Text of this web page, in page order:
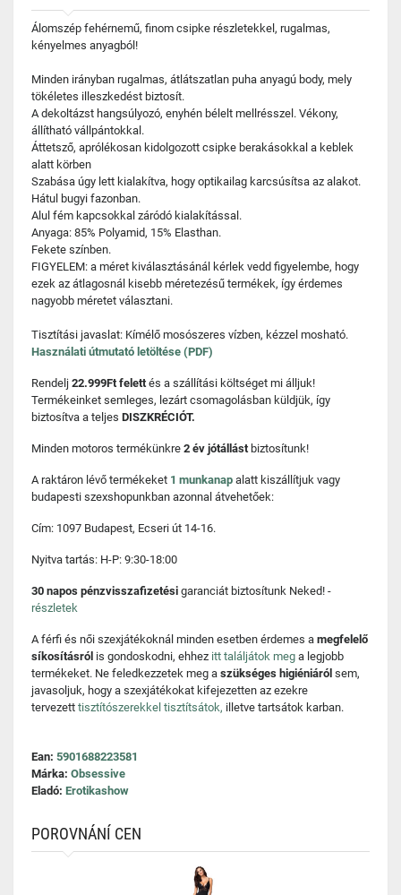
Álomszép fehérnemű, finom csipke részletekkel, rugalmas,
kényelmes anyagból!
Minden irányban rugalmas, átlátszatlan puha anyagú body, mely
tökéletes illeszkedést biztosít.
A dekoltázst hangsúlyozó, enyhén bélelt mellrésszel. Vékony,
állítható vállpántokkal.
Áttetsző, aprólékosan kidolgozott csipke berakásokkal a keblek
alatt körben
Szabása úgy lett kialakítva, hogy optikailag karcsúsítsa az alakot.
Hátul bugyi fazonban.
Alul fém kapcsokkal záródó kialakítással.
Anyaga: 85% Polyamid, 15% Elasthan.
Fekete színben.
FIGYELEM: a méret kiválasztásánál kérlek vedd figyelembe, hogy
ezek az átlagosnál kisebb méretezésű termékek, így érdemes
nagyobb méretet választani.
Tisztítási javaslat: Kímélő mosószeres vízben, kézzel mosható.
Használati útmutató letöltése (PDF)
Rendelj 22.999Ft felettés a szállítási költséget mi álljuk!
Termékeinket semleges, lezárt csomagolásban küldjük, így
biztosítva a teljes DISZKRÉCIÓT.
Minden motoros termékünkre 2 év jótállást biztosítunk!
A raktáron lévő termékeket 1 munkanap alatt kiszállítjuk vagy
budapesti szexshopunkban azonnal átvehetőek:
Cím: 1097 Budapest, Ecseri út 14-16.
Nyitva tartás: H-P: 9:30-18:00
30 napos pénzvisszafizetési garanciát biztosítunk Neked! -
részletek
A férfi és női szexjátékoknál minden esetben érdemes a megfelelő
síkosításról is gondoskodni, ehhez itt találjátok meg a legjobb
termékeket. Ne feledkezzetek meg a szükséges higiéniáról sem,
javasoljuk, hogy a szexjátékokat kifejezetten az ezekre
tervezett tisztítószerekkel tisztítsátok, illetve tartsátok karban.
Ean: 5901688223581
Márka: Obsessive
Eladó: Erotikashow
POROVNÁNÍ CEN